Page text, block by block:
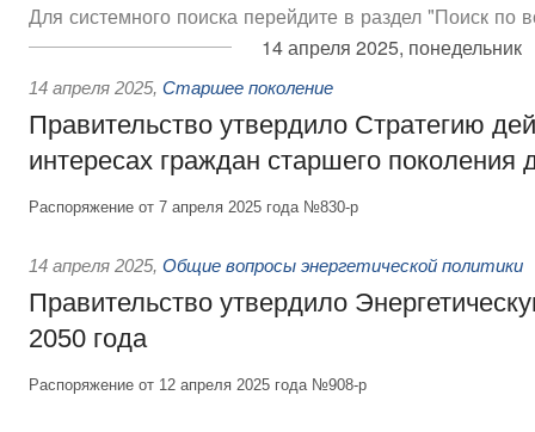
Для системного поиска перейдите в раздел "Поиск по
14 апреля 2025, понедельник
14 апреля 2025, Старшее поколение
Правительство утвердило Стратегию
интересах граждан старшего поколения
Распоряжение от 7 апреля 2025 года №830-р
14 апреля 2025, Общие вопросы энергетической политики
Правительство утвердило
2050 года
Распоряжение от 12 апреля 2025 года №908-р